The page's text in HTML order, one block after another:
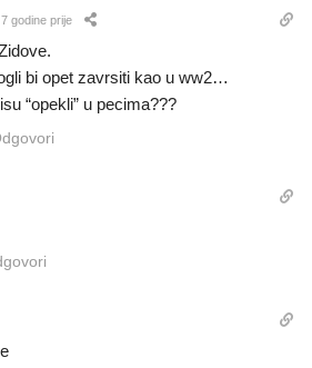
7 godine prije
bi opet zavrsiti kao u ww2…
“opekli” u pecima???